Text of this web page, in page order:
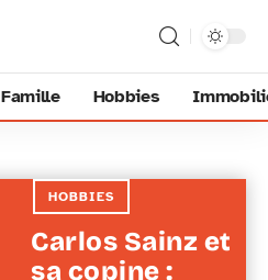
Famille Hobbies
HOBBIES
Carlos Sainz et
sa copine :